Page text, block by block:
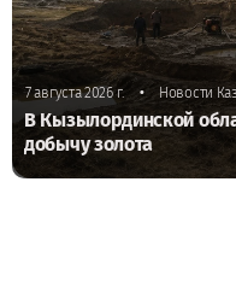
7 августа 2026 г. • Новости
В Кызылординской
добычу золота